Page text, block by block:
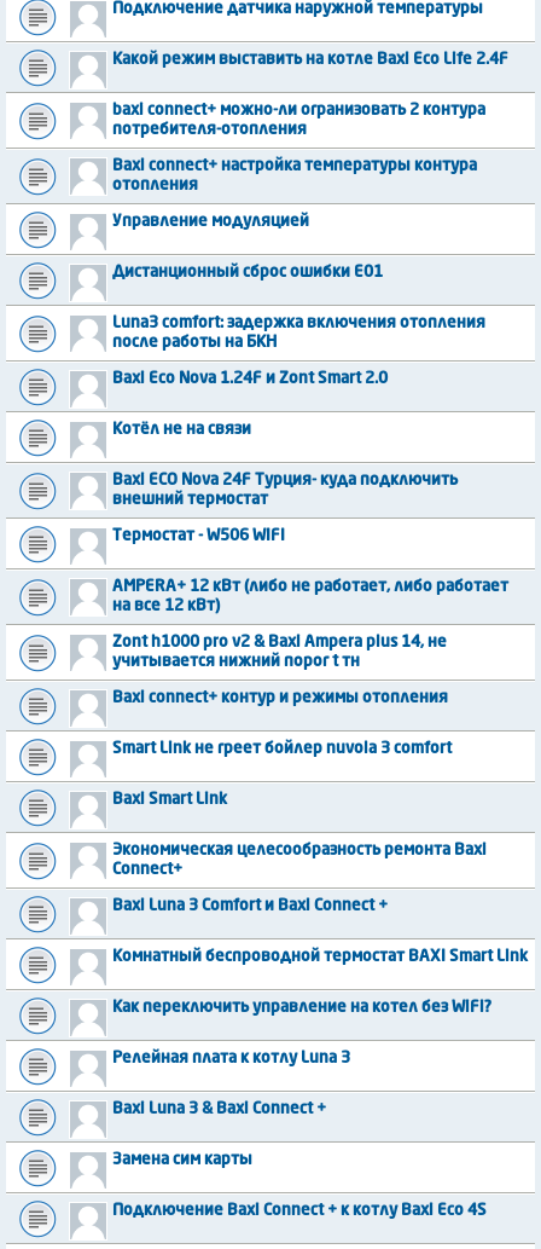
Подключение датчика наружной температуры
Какой режим выставить на котле Baxi Eco Life 2.4F
baxi connect+ можно-ли огранизовать 2 контура
потребителя-отопления
Baxi connect+ настройка температуры контура
отопления
Управление модуляцией
Дистанционный сброс ошибки E01
Luna3 comfort: задержка включения отопления
после работы на БКН
Baxi Eco Nova 1.24F и Zont Smart 2.0
Котёл не на связи
Baxi ECO Nova 24F Турция- куда подключить
внешний термостат
Термостат - W506 WIFI
AMPERA+ 12 кВт (либо не работает, либо работает
на все 12 кВт)
Zont h1000 pro v2 & Baxi Ampera plus 14, не
учитывается нижний порог t тн
Baxi connect+ контур и режимы отопления
Smart Link не греет бойлер nuvola 3 comfort
Baxi Smart Link
Экономическая целесообразность ремонта Baxi
Connect+
Baxi Luna 3 Comfort и Baxi Connect +
Комнатный беспроводной термостат BAXI Smart Link
Как переключить управление на котел без WiFi?
Релейная плата к котлу Luna 3
Baxi Luna 3 & Baxi Connect +
Замена сим карты
Подключение Baxi Connect + к котлу Baxi Eco 4S